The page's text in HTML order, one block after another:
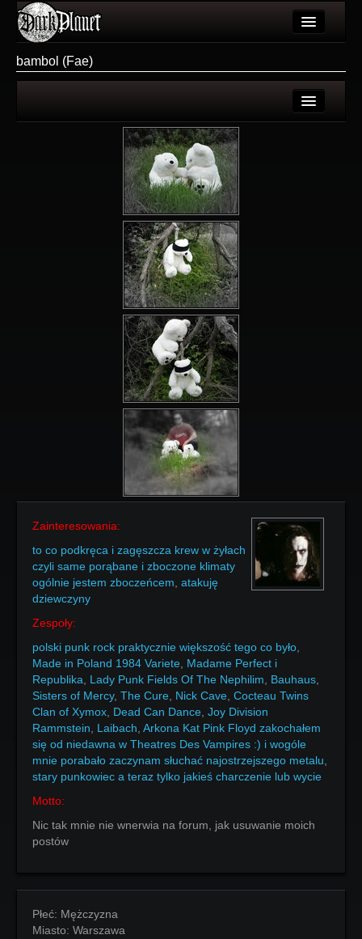
Użytkownicy
bambol (Fae)
Zainteresowania:
to co podkręca i zagęszcza krew w żyłach
czyli same porąbane i zboczone klimaty
ogólnie jestem zboczeńcem atakuję
dziewczyny
Zespoły:
polski punk rock praktycznie większość tego co było
Made in Poland 1984 Variete Madame Perfect i
Republika
Lady Punk Fields Of The Nephilim Bauhaus
Sisters of Mercy, The Cure Nick Cave Cocteau Twins
Clan of Xymox Dead Can Dance Joy Division
Rammstein
Laibach Arkona Kat Pink Floyd zakochałem
się od niedawna w Theatres Des Vampires :) i wogóle
mnie porabało zaczynam słuchać najostrzejszego metalu
stary punkowiec a teraz tylko jakieś charczenie lub wycie
Motto:
Nic tak mnie nie wnerwia na forum, jak usuwanie moich
postów
Płeć: Mężczyzna
Miasto: Warszawa